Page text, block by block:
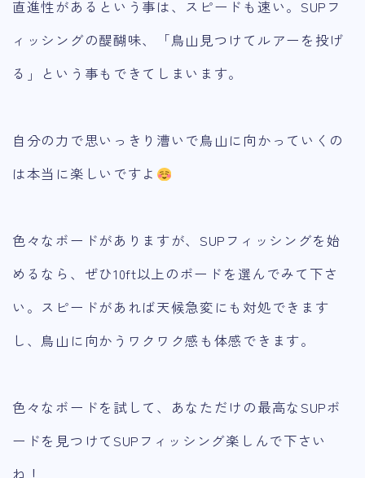
直進性があるという事は、スピードも速い。SUPフ
ィッシングの醍醐味、「鳥山見つけてルアーを投げ
る」という事もできてしまいます。
自分の力で思いっきり漕いで鳥山に向かっていくの
は本当に楽しいですよ
色々なボードがありますが、SUPフィッシングを始
めるなら、ぜひ10ft以上のボードを選んでみて下さ
い。スピードがあれば天候急変にも対処できます
し、鳥山に向かうワクワク感も体感できます。
色々なボードを試して、あなただけの最高なSUPボ
ードを見つけてSUPフィッシング楽しんで下さい